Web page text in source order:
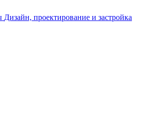
Дизайн, проектирование и застройка